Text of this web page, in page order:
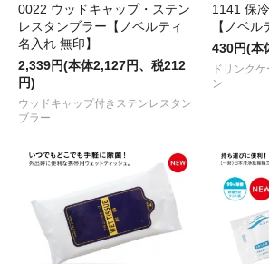
0022 ウッドキャップ・ステン
レスタンブラー【ノベルティ
名入れ 無印】
2,339円(本体2,127円、税212
円)
ウッドキャップ付きステンレスタン
ブラー
1141 保
【ノベル
430円(本
ドリンク
ン